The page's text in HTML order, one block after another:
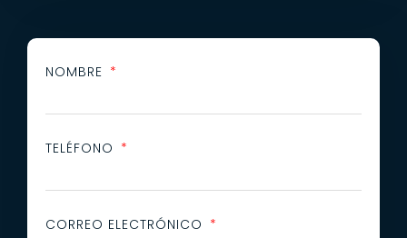
NOMBRE
TELÉFONO
CORREO ELECTRÓNICO